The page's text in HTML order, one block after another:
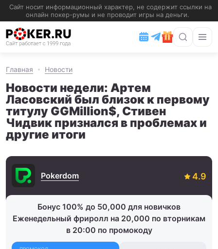
Главная Новости
Новости недели: Артем
Ласовский был близок к первому
титулу GGMillion$, Стивен
Чидвик признался в проблемах и
другие итоги
Pokerdom
Бонус 100% до 50,000 для новичков
Еженедельный фриролл на 20,000 по вторникам
в 20:00 по промокоду